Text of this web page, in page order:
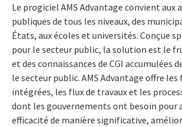
Le progiciel AMS Advantage convient
publiques de tous les niveaux, des
États, aux écoles et universités. Conçue
pour le secteur public, la solution est le
et des connaissances de CGI accumulées
le secteur public. AMS Advantage offre
intégrées, les flux de travaux et les
dont les gouvernements ont besoin pour
efficacité de manière significative,